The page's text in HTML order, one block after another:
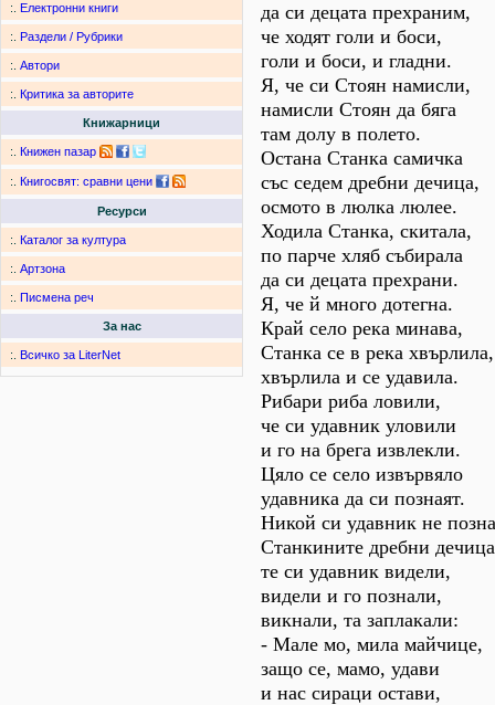
:. Електронни книги
:. Раздели / Рубрики
:. Автори
:. Критика за авторите
Книжарници
:. Книжен пазар
:. Книгосвят: сравни цени
Ресурси
:. Каталог за култура
:. Артзона
:. Писмена реч
За нас
:. Всичко за LiterNet
да си децата прехраним,
че ходят голи и боси,
голи и боси, и гладни.
Я, че си Стоян намисли,
намисли Стоян да бяга
там долу в полето.
Остана Станка самичка
със седем дребни дечица,
осмото в люлка люлее.
Ходила Станка, скитала,
по парче хляб събирала
да си децата прехрани.
Я, че й много дотегна.
Край село река минава,
Станка се в река хвърлила,
хвърлила и се удавила.
Рибари риба ловили,
че си удавник уловили
и го на брега извлекли.
Цяло се село извървяло
удавника да си познаят.
Никой си удавник не
Станкините дребни дечица
те си удавник видели,
видели и го познали,
викнали, та заплакали:
- Мале мо, мила майчице,
защо се, мамо, удави
и нас сираци остави,